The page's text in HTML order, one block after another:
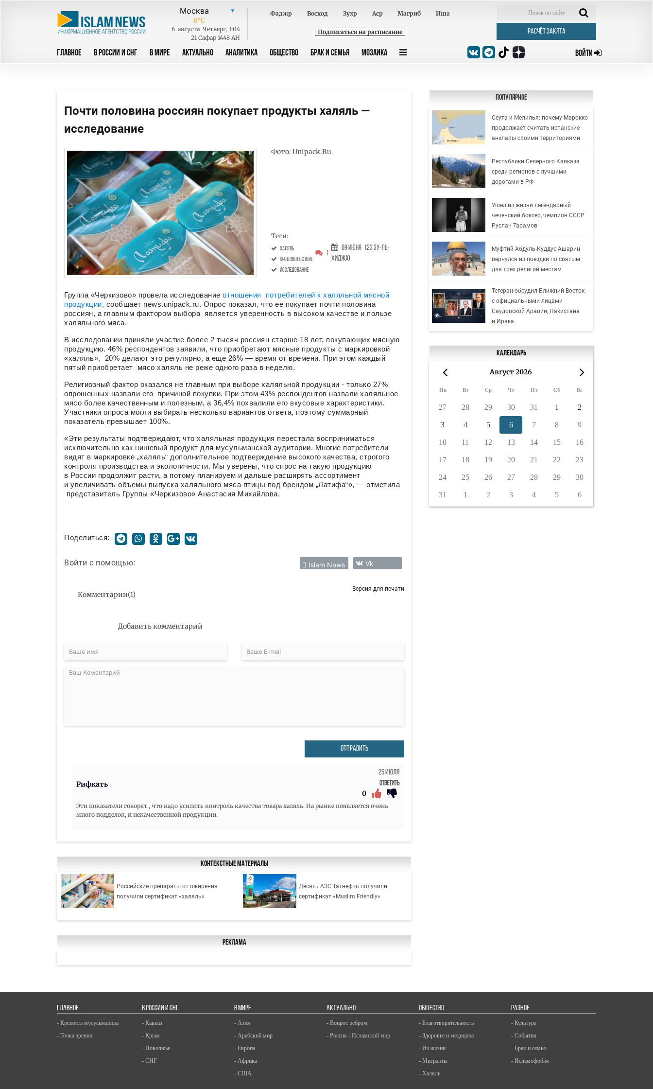
0°C
6 августа Четверг, 3:04
21 Сафар 1448 AH
Фаджр Восход Зухр Аср Магриб Иша
Подписаться на расписание РАСЧЁТ ЗАКЯТА
ГЛАВНОЕ В РОССИИ И СНГ В МИРЕ АКТУАЛЬНО АНАЛИТИКА ОБЩЕСТВО БРАК И СЕМЬЯ МОЗАИКА ВОЙТИ
Почти половина россиян покупает продукты халяль —
исследование
Фото: Unipack.Ru
Теги:
халяль
продовольствие
исследование
1
09 Июня (23 Зу-ль-
хиджа)
Группа «Черкизово» провела исследование отношения потребителей к халяльной мясной
продукции, сообщает news.unipack.ru. Опрос показал, что ее покупает почти половина
россиян, а главным фактором выбора является уверенность в высоком качестве и пользе
халяльного мяса.
В исследовании приняли участие более 2 тысяч россиян старше 18 лет, покупающих мясную
продукцию. 46% респондентов заявили, что приобретают мясные продукты с маркировкой
«халяль», 20% делают это регулярно, а еще 26% — время от времени. При этом каждый
пятый приобретает мясо халяль не реже одного раза в неделю.
Религиозный фактор оказался не главным при выборе халяльной продукции - только 27%
опрошенных назвали его причиной покупки. При этом 43% респондентов назвали халяльное
мясо более качественным и полезным, а 36,4% похвалили его вкусовые характеристики.
Участники опроса могли выбирать несколько вариантов ответа, поэтому суммарный
показатель превышает 100%.
«Эти результаты подтверждают, что халяльная продукция перестала восприниматься
исключительно как нишевый продукт для мусульманской аудитории. Многие потребители
видят в маркировке „халяль“ дополнительное подтверждение высокого качества, строгого
контроля производства и экологичности. Мы уверены, что спрос на такую продукцию
в России продолжит расти, а потому планируем и дальше расширять ассортимент
и увеличивать объемы выпуска халяльного мяса птицы под брендом „Латифа“», — отметила
представитель Группы «Черкизово» Анастасия Михайлова.
Поделиться:
Войти с помощью: Islam News Vk
Комментарии(1)
Версия для печати
Добавить комментарий
ОТПРАВИТЬ
Рифкать
25 Июля
Ответить
0
Эти показатели говорят , что надо усилить контроль качества товара халяль. На рынке появляется очень
много подделок, и некачественной продукции.
Контекстные материалы
Российские препараты от ожирения
получили сертификат «халяль»
Десять АЗС Татнефть получили
сертификат «Muslim Friendly»
Реклама
Популярное
Сеута и Мелилья: почему Марокко
продолжает считать испанские
анклавы своими территориями
Республики Северного Кавказа
среди регионов с лучшими
дорогами в РФ
Ушел из жизни легендарный
чеченский боксер, чемпион СССР
Руслан Тарамов
Муфтий Абдуль-Куддус Ашарин
вернулся из поездки по святым
для трёх религий местам
Тегеран обсудил Ближний Восток
с официальными лицами
Саудовской Аравии, Пакистана
и Ирака
Календарь
Август 2026
Пн Вт Ср Чт Пт Сб Вс
27 28 29 30 31 1 2
3 4 5 6 7 8 9
10 11 12 13 14 15 16
17 18 19 20 21 22 23
24 25 26 27 28 29 30
31 1 2 3 4 5 6
ГЛАВНОЕ
- Крепость мусульманина
- Точка зрения
В РОССИИ И СНГ
- Кавказ
- Крым
- Поволжье
- СНГ
В МИРЕ
- Азия
- Арабский мир
- Европа
- Африка
- США
АКТУАЛЬНО
- Вопрос ребром
- Россия - Исламский мир
ОБЩЕСТВО
- Благотворительность
- Здоровье и медицина
- Из жизни
- Мигранты
- Халяль
РАЗНОЕ
- Культура
- События
- Брак и семья
- Исламофобия